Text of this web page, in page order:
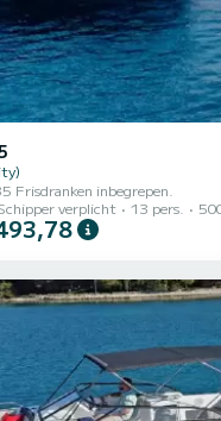
COLNAGO 35 Frisdranken inbegrepen.
verplicht 13 pers.